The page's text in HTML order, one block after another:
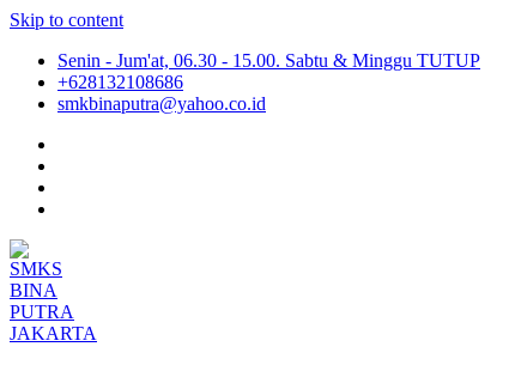
Skip to content
Senin - Jum'at, 06.30 - 15.00. Sabtu & Minggu TUTUP
+628132108686
smkbinaputra@yahoo.co.id